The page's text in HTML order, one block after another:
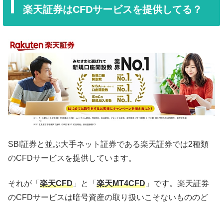
楽天証券はCFDサービスを提供してる？
SBI証券と並ぶ大手ネット証券である楽天証券では2種類
のCFDサービスを提供しています。
それが「 楽天CFD 」と「 楽天MT4CFD 」です。楽天証券
のCFDサービスは暗号資産の取り扱いこそないもののど